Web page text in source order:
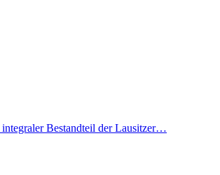
integraler Bestandteil der Lausitzer…